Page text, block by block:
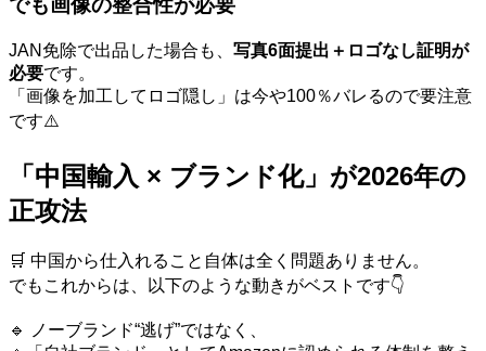
でも画像の整合性が必要
JAN免除で出品した場合も、 写真6面提出＋ロゴなし証明が
必要です。
「画像を加工してロゴ隠し」は今や100％バレるので要注意
です⚠️
「中国輸入 × ブランド化」が2026年の
正攻法
🛒 中国から仕入れること自体は全く問題ありません。
でもこれからは、以下のような動きがベストです👇
🔹 ノーブランド“逃げ”ではなく、